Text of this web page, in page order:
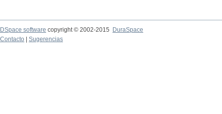
DSpace software copyright © 2002-2015
DuraSpace
Contacto
Sugerencias